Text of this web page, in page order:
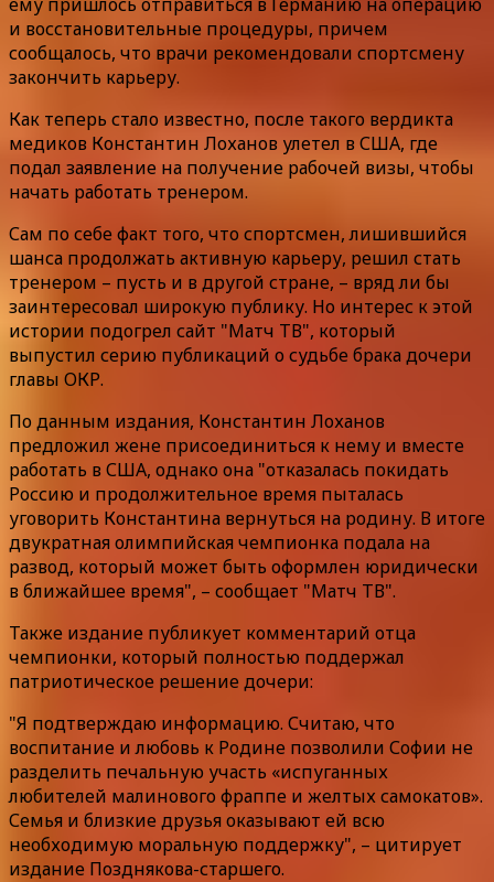
и восстановительные процедуры, причем
сообщалось, что врачи рекомендовали спортсмену
закончить карьеру.
Как теперь стало известно, после такого вердикта
медиков Константин Лоханов улетел в США, где
подал заявление на получение рабочей визы, чтобы
начать работать тренером.
Сам по себе факт того, что спортсмен, лишившийся
шанса продолжать активную карьеру, решил стать
тренером – пусть и в другой стране, – вряд ли бы
заинтересовал широкую публику. Но интерес к этой
истории подогрел сайт "Матч ТВ", который
выпустил серию публикаций о судьбе брака дочери
главы ОКР.
По данным издания, Константин Лоханов
предложил жене присоединиться к нему и вместе
работать в США, однако она "отказалась покидать
Россию и продолжительное время пыталась
уговорить Константина вернуться на родину. В итоге
двукратная олимпийская чемпионка подала на
развод, который может быть оформлен юридически
в ближайшее время", – сообщает "Матч ТВ".
Также издание публикует комментарий отца
чемпионки, который полностью поддержал
патриотическое решение дочери:
"Я подтверждаю информацию. Считаю, что
воспитание и любовь к Родине позволили Софии не
разделить печальную участь «испуганных
любителей малинового фраппе и желтых самокатов».
Семья и близкие друзья оказывают ей всю
необходимую моральную поддержку", – цитирует
издание Позднякова-старшего.